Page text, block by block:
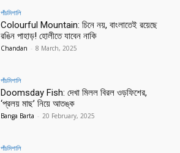
পাঁচমিশালি
Colourful Mountain: চিনে নয়, বাংলাতেই রয়েছে
রঙিন পাহাড়! হোলীতে যাবেন নাকি
Chandan - 8 March, 2025
পাঁচমিশালি
Doomsday Fish: দেখা মিলল বিরল ওড়ফিশের,
‘প্রলয় মাছ’ নিয়ে আতঙ্ক
Banga Barta - 20 February, 2025
পাঁচমিশালি